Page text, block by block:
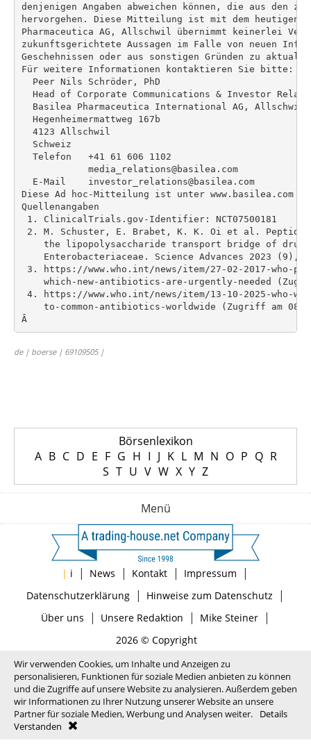
denjenigen Angaben abweichen können, die aus den
hervorgehen. Diese Mitteilung ist mit dem heutigen
Pharmaceutica AG, Allschwil übernimmt keinerlei
zukunftsgerichtete Aussagen im Falle von neuen
Geschehnissen oder aus sonstigen Gründen zu
Für weitere Informationen kontaktieren Sie bitte:
  Peer Nils Schröder, PhD
Head of Corporate Communications & Investor
  Basilea Pharmaceutica International AG, Allschwil
  Hegenheimermattweg 167b
  4123 Allschwil
  Schweiz
  Telefon   +41 61 606 1102
            media_relations@basilea.com
  E-Mail    investor_relations@basilea.com
Diese Ad hoc-Mitteilung ist unter www.basilea.com
Quellenangaben
1. ClinicalTrials.gov-Identifier: NCT07500181
2. M. Schuster, E. Brabet, K. K. Oi et al.
the lipopolysaccharide transport bridge of
Enterobacteriaceae. Science Advances 2023 (9),
3. https://www.who.int/news/item/27-02-2017-
which-new-antibiotics-are-urgently-needed
4. https://www.who.int/news/item/13-10-2025-who-
to-common-antibiotics-worldwide (Zugriff am 08.
de | boerse | 69109505 |
Börsenlexikon
A B C D E F G H I J K L M N O P Q R
S T U V W X Y Z
Menü
| i | News | Kontakt | Impressum |
Datenschutzerklärung| Hinweise zum Datenschutz |
Über uns | Unsere Redaktion | Mike Steiner|
2026 © Copyright
Wir verwenden Cookies, um Inhalte und Anzeigen zu
personalisieren, Funktionen für soziale Medien anbieten zu können
und die Zugriffe auf unsere Website zu analysieren. Außerdem geben
wir Informationen zu Ihrer Nutzung unserer Website an unsere
Partner für soziale Medien, Werbung und Analysen weiter.
Details
Verstanden